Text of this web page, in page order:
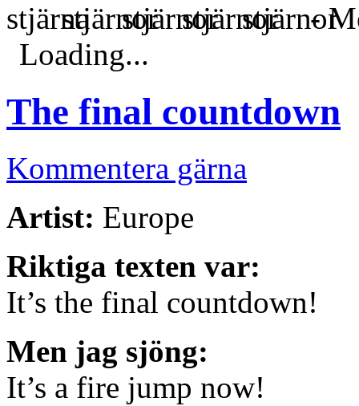
-
Loading...
The final countdown
Kommentera gärna
Artist: Europe
Riktiga texten var:
It’s the final countdown!
Men jag sjöng:
It’s a fire jump now!